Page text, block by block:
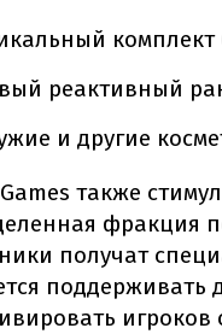
комплект
реактивный
и другие
также
фракция
получат
поддерживать
игроков